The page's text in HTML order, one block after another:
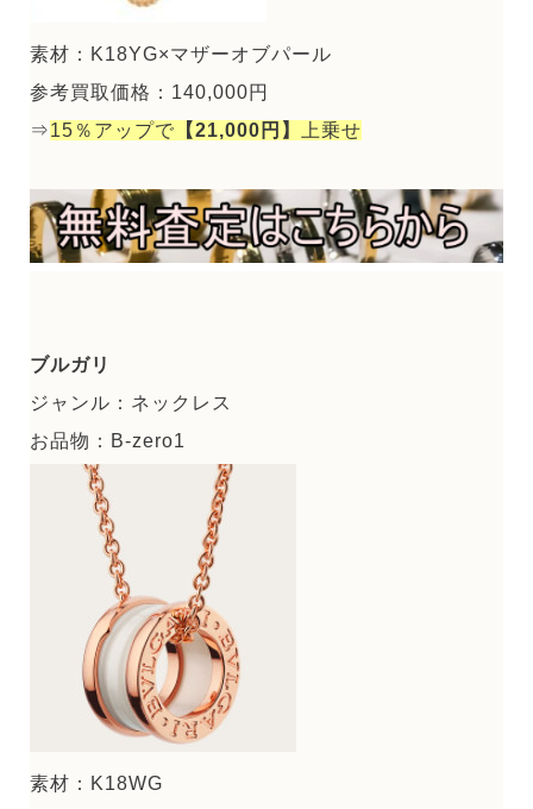
素材：K18YG×マザーオブパール
参考買取価格：140,000円
⇒15％アップで 【21,000円】 上乗せ
ブルガリ
ジャンル：ネックレス
お品物：B-zero1
素材：K18WG